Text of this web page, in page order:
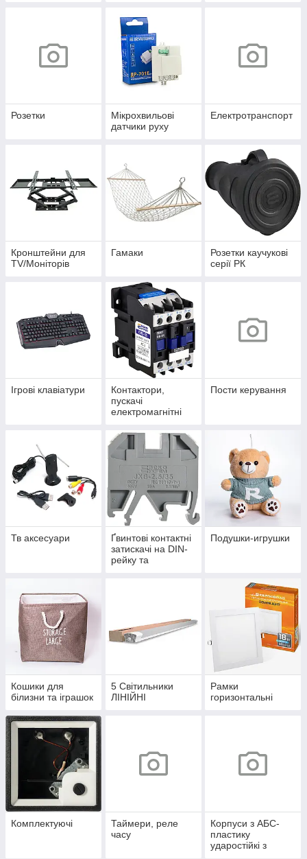
Розетки
Мікрохвильові
датчики руху
Електротранспорт
Кронштейни для
TV/Моніторів
Гамаки
Розетки каучукові
серії РК
Ігрові клавіатури
Контактори,
пускачі
електромагнітні
Пости керування
Тв аксесуари
Ґвинтові контактні
затискачі на DIN-
рейку та
Подушки-игрушки
Кошики для
білизни та іграшок
5 Світильники
ЛІНІЙНІ
Рамки
горизонтальні
Комплектуючі
Таймери, реле
часу
Корпуси з АБС-
пластику
ударостійкі з